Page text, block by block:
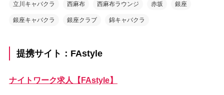
立川キャバクラ 西麻布 西麻布ラウンジ 赤坂 銀座
銀座キャバクラ 銀座クラブ 錦キャバクラ
提携サイト：FAstyle
ナイトワーク求人【FAstyle】